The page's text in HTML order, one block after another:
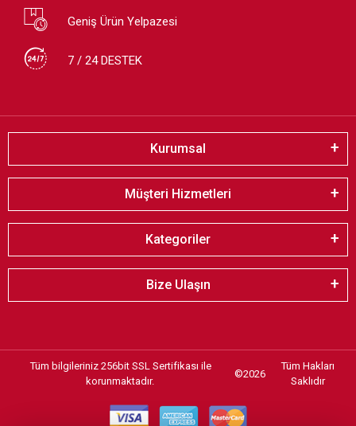
Geniş Ürün Yelpazesi
7 / 24 DESTEK
Kurumsal
Müşteri Hizmetleri
Kategoriler
Bize Ulaşın
Tüm bilgileriniz 256bit SSL Sertifikası ile
korunmaktadır.
©2026
Tüm Hakları
Saklıdır